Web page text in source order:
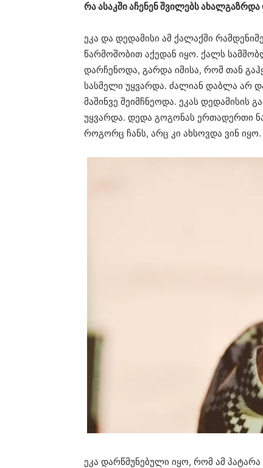
რა ასაკში აჩენენ შვილებს ახალგაზრდა
ეკა და დედამისი ამ ქალაქში
წარმოშობით აქედან იყო. ქალს
დარჩენოდა, გარდა იმისა, რომ თან
სასმელი უყვარდა. ძალიან დაბლა არ
მაშინვე შეიმჩნეოდა. ეკას
უყვარდა. დედა გოგონას ერთადერთი
როგორც ჩანს, არც კი ახსოვდა ვინ იყო.
ეკა დარწმუნებული იყო, რომ ამ